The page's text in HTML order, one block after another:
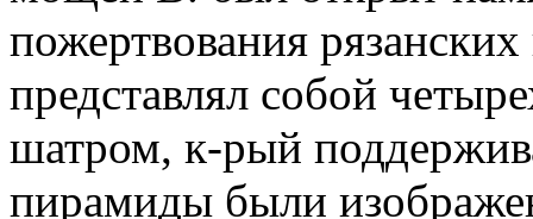
пожертвования
представлял собой
шатром, к-рый
пирамиды были